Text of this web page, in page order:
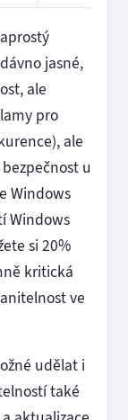
jasné,
ale
pro
ale
u
Windows
Windows
si 20%
kritická
ve
udělat i
také